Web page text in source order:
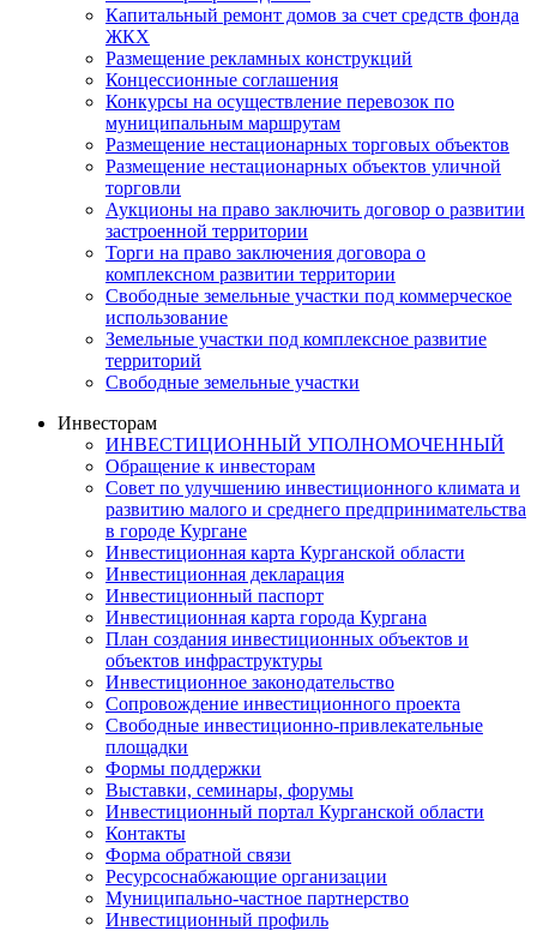
Капитальный ремонт домов за счет средств фонда
ЖКХ
Размещение рекламных конструкций
Концессионные соглашения
Конкурсы на осуществление перевозок по
муниципальным маршрутам
Размещение нестационарных торговых объектов
Размещение нестационарных объектов уличной
торговли
Аукционы на право заключить договор о развитии
застроенной территории
Торги на право заключения договора о
комплексном развитии территории
Свободные земельные участки под коммерческое
использование
Земельные участки под комплексное развитие
территорий
Свободные земельные участки
Инвесторам
ИНВЕСТИЦИОННЫЙ УПОЛНОМОЧЕННЫЙ
Обращение к инвесторам
Совет по улучшению инвестиционного климата и
развитию малого и среднего предпринимательства
в городе Кургане
Инвестиционная карта Курганской области
Инвестиционная декларация
Инвестиционный паспорт
Инвестиционная карта города Кургана
План создания инвестиционных объектов и
объектов инфраструктуры
Инвестиционное законодательство
Сопровождение инвестиционного проекта
Свободные инвестиционно-привлекательные
площадки
Формы поддержки
Выставки, семинары, форумы
Инвестиционный портал Курганской области
Контакты
Форма обратной связи
Ресурсоснабжающие организации
Муниципально-частное партнерство
Инвестиционный профиль